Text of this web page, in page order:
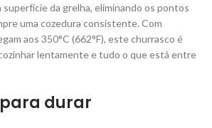
da grelha, eliminando os pontos
uma cozedura consistente. Com
aos 350°C (662°F), este churrasco é
lentamente e tudo o que está entre
durar